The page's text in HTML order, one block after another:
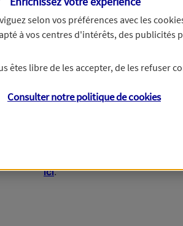
sans numéro de SIRET
Vous disposez de droits
ici.
selon vos préférences avec les
à vos centres d'intérêts, des publicités
êtes libre de les accepter, de les refuser
Consulter notre politique decookies